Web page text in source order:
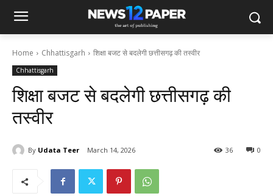
Home Chhattisgarh शिक्षा बजट से बदलेगी छत्तीसगढ़ की तस्वीर
Chhattisgarh
शिक्षा बजट से बदलेगी छत्तीसगढ़ की
तस्वीर
By Udata Teer March 14, 2026 0
36